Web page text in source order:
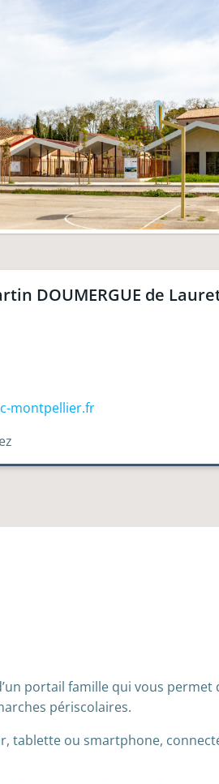
DOUMERGUE de
montpellier.fr
portail famille qui vous permet
périscolaires.
tablette ou smartphone,